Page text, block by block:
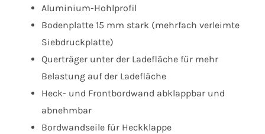
Aluminium-Hohlprofil
Bodenplatte 15 mm stark (mehrfach verleimte
Siebdruckplatte)
Querträger unter der Ladefläche für mehr
Belastung auf der Ladefläche
Heck- und Frontbordwand abklappbar und
abnehmbar
Bordwandseile für Heckklappe